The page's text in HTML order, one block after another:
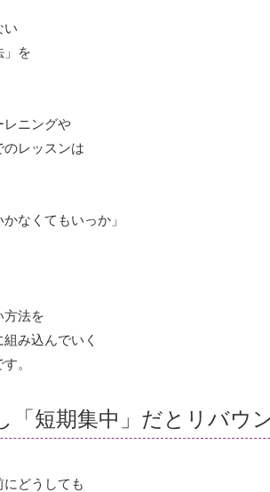
い
」を
レニングや
のレッスンは
かなくてもいっか」
方法を
み込んでいく
。
「短期集中」だとリバウ
どうしても